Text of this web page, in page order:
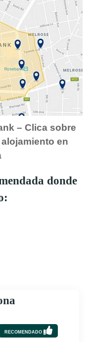
– Clica sobre
en
donde
RECOMENDADO